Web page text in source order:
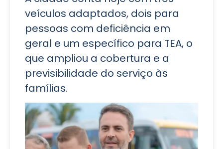
veículos adaptados, dois para
pessoas com deficiência em
geral e um específico para TEA, o
que ampliou a cobertura e a
previsibilidade do serviço às
famílias.